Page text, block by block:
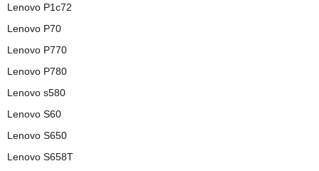
Lenovo P1c72
Lenovo P70
Lenovo P770
Lenovo P780
Lenovo s580
Lenovo S60
Lenovo S650
Lenovo S658T